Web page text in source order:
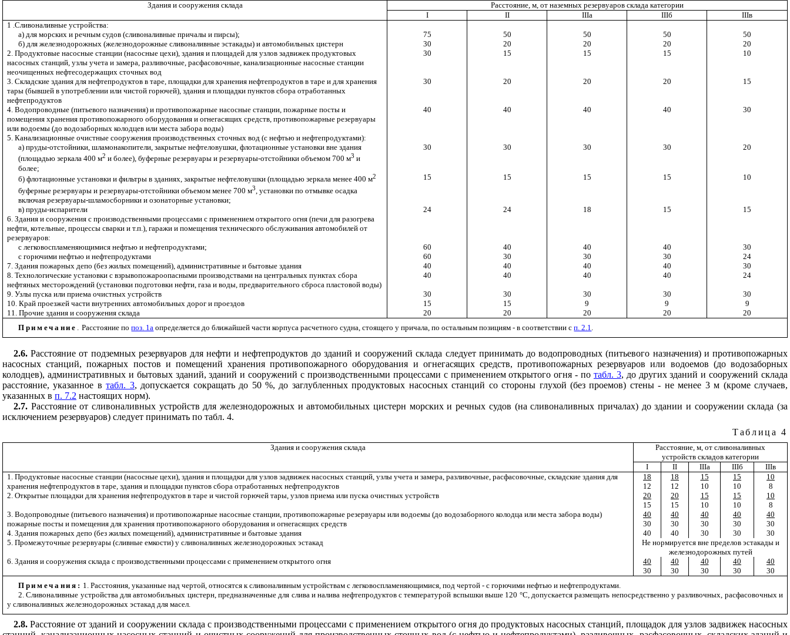
Здания и сооружения склада
Расстояние, м, от наземных резервуаров склада категории
I
II IIIа IIIб IIIв
1 .Сливоналивные устройства:
а)для морских и речным судов (сливоналивные причалы и пирсы); 75 50 50 50
50
б) для железнодорожных (железнодорожные сливоналивные эстакады) и автомобильных цистерн
30 20 20 20
20
2. Продуктовые насосные станции (насосные цехи), здания и площадей для узлов задвижек продуктовых
насосных станций, узлы учета и замера, разливочные, расфасовочные, канализационные насосные станции
неочищенных нефтесодержащих сточных вод
30 15 15 15 10
3. Складские здания для нефтепродуктов в таре, площадки для хранения нефтепродуктов в таре и для хранения
тары (бывшей в употреблении или чистой горючей), здания и площадки пунктов сбора отработанных
нефтепродуктов
30 20 20 20 15
4. Водопроводные (питьевого назначения) и противопожарные насосные станции, пожарные посты и
помещения хранения противопожарного оборудования и огнегасящих средств, противопожарные резервуары
или водоемы (до водозаборных колодцев или места забора воды)
40 40 40 40 30
5. Канализационные очистные сооружения производственных сточных вод (с нефтью и нефтепродуктами):
а) пруды-отстойники, шламонакопители, закрытые нефтеловушки, флотационные установки вне здания
(площадью зеркала 400 м2 и более), буферные резервуары и резервуары-отстойники объемом 700 м3 и
более;
30 30 30 30 20
б) флотационные установки и фильтры в зданиях, закрытые нефтеловушки (площадью зеркала менее 400 м2
буферные резервуары и резервуары-отстойники объемом менее 700 м3, установки по отмывке осадка
включая резервуары-шламосборники и озонаторные установки;
15 15 15 15 10
в) пруды-испарители 24 24 18 15
15
6. Здания и сооружения с производственными процессами с применением открытого огня (печи для разогрева
нефти, котельные, процессы сварки и т.п.), гаражи и помещения технического обслуживания автомобилей от
резервуаров:
с легковоспламеняющимися нефтью и нефтепродуктами;
60 40 40 40
30
с горючими нефтью и нефтепродуктами
60 30 30 30
24
7. Здания пожарных депо (без жилых помещений), административные и бытовые здания
40 40 40 40
30
8. Технологические установки с взрывопожароопасными производствами на центральных пунктах сбора
нефтяных месторождений (установки подготовки нефти, газа и воды, предварительного сброса пластовой воды)
40 40 40 40 24
9. Узлы пуска или приема очистных устройств 30 30 30 30
30
10. Край проезжей части внутренних автомобильных дорог и проездов
15 15 9 9
9
11. Прочие здания и сооружения склада
20 20 20 20
20
Примечание . Расстояние попоз. 1а определяется до ближайшей части корпуса расчетного судна, стоящего у причала, по остальным позициям - в соответствии сп. 2.1.
2.6.Расстояние от подземных резервуаров для нефти и нефтепродуктов до зданий и сооружений склада следует принимать до водопроводных (питьевого назначения) и противопожарных
насосных станций, пожарных постов и помещений хранения противопожарного оборудования и огнегасящих средств, противопожарных резервуаров или водоемов (до водозаборных
колодцев), административных и бытовых зданий, зданий и сооружений с производственными процессами с применением открытого огня - по табл. 3, до других зданий и сооружений склада
расстояние, указанное втабл. 3, допускается сокращать до 50 %, до заглубленных продуктовых насосных станций со стороны глухой (без проемов) стены - не менее 3 м (кроме случаев,
указанных в п. 7.2 настоящих норм).
2.7.Расстояние от сливоналивных устройств для железнодорожных и автомобильных цистерн морских и речных судов (на сливоналивных причалах) до здании и сооружении склада (за
исключением резервуаров) следует принимать по табл. 4.
Таблица 4
Здания и сооружения склада
Расстояние, м, от сливоналивных
устройств складов категории
I
II IIIа IIIб IIIв
1. Продуктовые насосные станции (насосные цехи), здания и площадки для узлов задвижек насосных станций, узлы учета и замера, разливочные, расфасовочные, складские здания для
хранения нефтепродуктов в таре, здания и площадки пунктов сбора отработанных нефтепродуктов
18
12
18
12
15
10
15
10
10
8
2. Открытые площадки для хранения нефтепродуктов в таре и чистой горючей тары, узлов приема или пуска очистных устройств
20
15
20
15
15
10
15
10
10
8
3. Водопроводные (питьевого назначения) и противопожарные насосные станции, противопожарные резервуары или водоемы (до водозаборного колодца или места забора воды)
пожарные посты и помещения для хранения противопожарного оборудования и огнегасящих средств
40
30
40
30
40
30
40
30
40
30
4. Здания пожарных депо (без жилых помещений), административные и бытовые здания
40 40 30 30
30
5. Промежуточные резервуары (сливные емкости) у сливоналивных железнодорожных эстакад
Не нормируется вне пределов эстакады и
железнодорожных путей
6. Здания и сооружения склада с производственными процессами с применением открытого огня
40
30
40
30
40
30
40
30
40
30
Примечания: 1. Расстояния, указанные над чертой, относятся к сливоналивным устройствам с легковоспламеняющимися, под чертой - с горючими нефтью и нефтепродуктами.
2. Сливоналивные устройства для автомобильных цистерн, предназначенные для слива и налива нефтепродуктов с температурой вспышки выше 120 °С, допускается размещать непосредственно у разливочных, расфасовочных и
у сливоналивных железнодорожных эстакад для масел.
2.8.Расстояние от зданий и сооружении склада с производственными процессами с применением открытого огня до продуктовых насосных станций, площадок для узлов задвижек насосных